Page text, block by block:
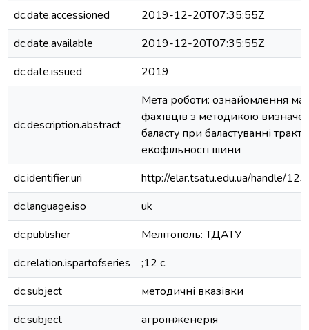
dc.date.accessioned
2019-12-20T07:35:55Z
dc.date.available
2019-12-20T07:35:55Z
dc.date.issued
2019
dc.description.abstract
Мета роботи: ознайомлення
фахівців з методикою
баласту при баластуванні
екофільності шини
dc.identifier.uri
http://elar.tsatu.edu.ua/handle/
dc.language.iso
uk
dc.publisher
Мелітополь: ТДАТУ
dc.relation.ispartofseries
;12 с.
dc.subject
методичні вказівки
dc.subject
агроінженерія